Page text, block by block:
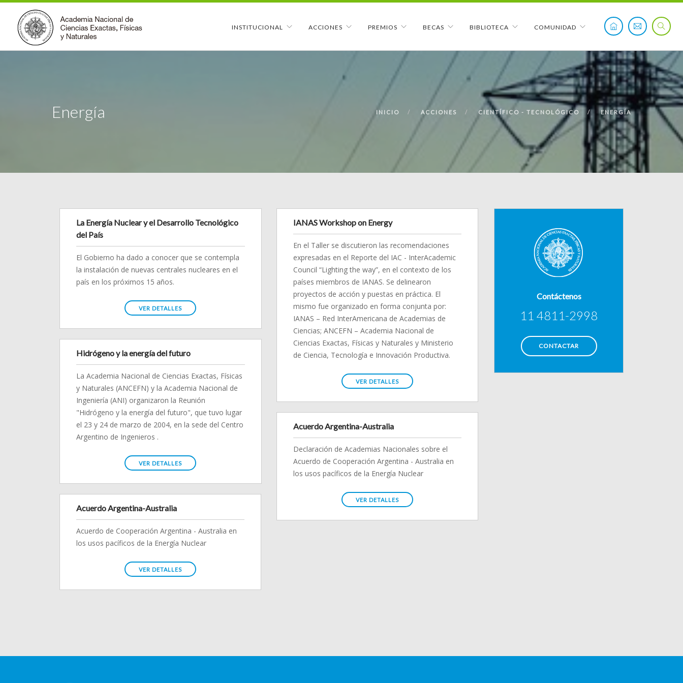
INSTITUCIONAL ACCIONES PREMIOS BECAS BIBLIOTECA COMUNIDAD
Energía INICIO ACCIONES CIENTÍFICO - TECNOLÓGICO ENERGÍA
La Energía Nuclear y el Desarrollo Tecnológico
del País
El Gobierno ha dado a conocer que se contempla
la instalación de nuevas centrales nucleares en el
país en los próximos 15 años.
VER DETALLES
IANAS Workshop on Energy
En el Taller se discutieron las recomendaciones
expresadas en el Reporte del IAC - InterAcademic
Council “Lighting the way”, en el contexto de los
países miembros de IANAS. Se delinearon
proyectos de acción y puestas en práctica. El
mismo fue organizado en forma conjunta por:
IANAS – Red InterAmericana de Academias de
Ciencias; ANCEFN – Academia Nacional de
Ciencias Exactas, Físicas y Naturales y Ministerio
de Ciencia, Tecnología e Innovación Productiva.
VER DETALLES
Hidrógeno y la energía del futuro
La Academia Nacional de Ciencias Exactas, Físicas
y Naturales (ANCEFN) y la Academia Nacional de
Ingeniería (ANI) organizaron la Reunión
"Hidrógeno y la energía del futuro", que tuvo lugar
el 23 y 24 de marzo de 2004, en la sede del Centro
Argentino de Ingenieros .
VER DETALLES
Acuerdo Argentina-Australia
Declaración de Academias Nacionales sobre el
Acuerdo de Cooperación Argentina - Australia en
los usos pacíficos de la Energía Nuclear
VER DETALLES
Acuerdo Argentina-Australia
Acuerdo de Cooperación Argentina - Australia en
los usos pacíficos de la Energía Nuclear
VER DETALLES
Contáctenos
11 4811-2998
CONTACTAR